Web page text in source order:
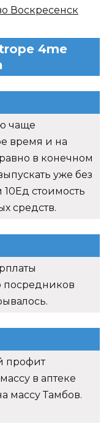
Воскресенск
4me
чаще
время и на
в конечном
уже без
стоимость
средств.
посредников
профит
в аптеке
массу Тамбов.